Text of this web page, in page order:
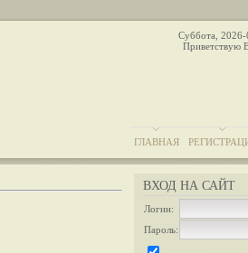
Суббота,
Приветствую
ГЛАВНАЯ
ВХОД НА САЙТ
Логин:
Пароль: